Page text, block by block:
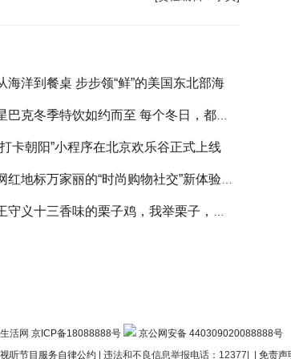
海洋到餐桌 步步领“鲜”的美国东北部海
打卡朝阳”小程序在北京欢乐谷正式上线
活网 京ICP备18088888号
京公网安备 440309020088888号
听节目服务自律公约 | 违法和不良信息举报电话：12377| 免责声